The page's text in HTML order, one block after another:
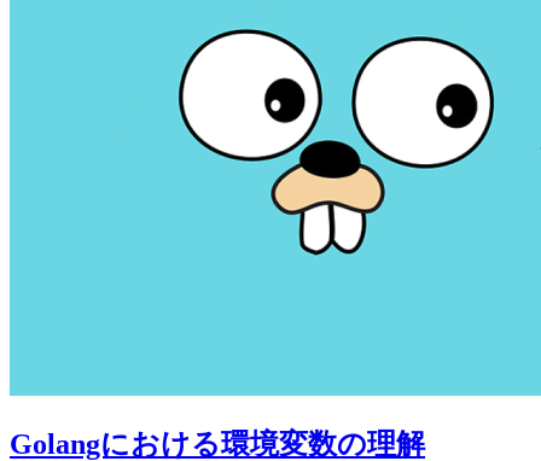
Golangにおける環境変数の理解